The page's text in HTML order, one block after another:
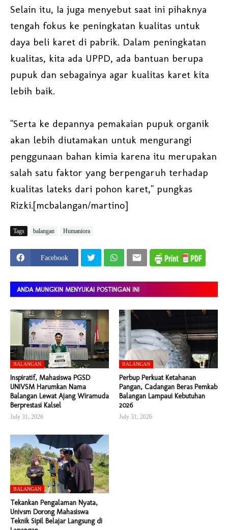
Selain itu, Ia juga menyebut saat ini pihaknya
tengah fokus ke peningkatan kualitas untuk
daya beli karet di pabrik. Dalam peningkatan
kualitas, kita ada UPPD, ada bantuan berupa
pupuk dan sebagainya agar kualitas karet kita
lebih baik.
"Serta ke depannya pemakaian pupuk organik
akan lebih diutamakan untuk mengurangi
penggunaan bahan kimia karena itu merupakan
salah satu faktor yang berpengaruh terhadap
kualitas lateks dari pohon karet," pungkas
Rizki.[mcbalangan/martino]
Tags balangan Humaniora
Facebook
ANDA MUNGKIN MENYUKAI POSTINGAN INI
BALANGAN
Inspiratif, Mahasiswa PGSD
UNIVSM Harumkan Nama
Balangan Lewat Ajang Wiramuda
Berprestasi Kalsel
July 31, 2026
BALANGAN
Perbup Perkuat Ketahanan
Pangan, Cadangan Beras Pemkab
Balangan Lampaui Kebutuhan
2026
July 31, 2026
BALANGAN
Tekankan Pengalaman Nyata,
Univsm Dorong Mahasiswa
Teknik Sipil Belajar Langsung di